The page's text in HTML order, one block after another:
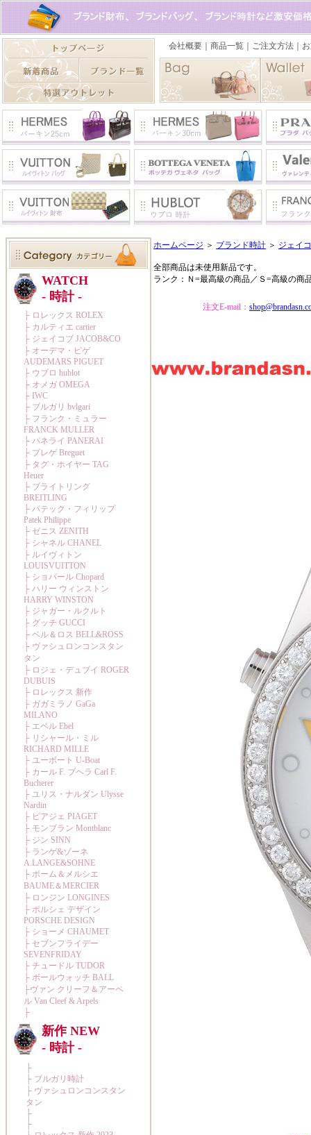
ホームページ ＞ ブランド時計 ＞ ジェイ
全部商品は未使用新品です。
ランク：Ｎ=最高級の商品／Ｓ=高級の商
注文E-mail：